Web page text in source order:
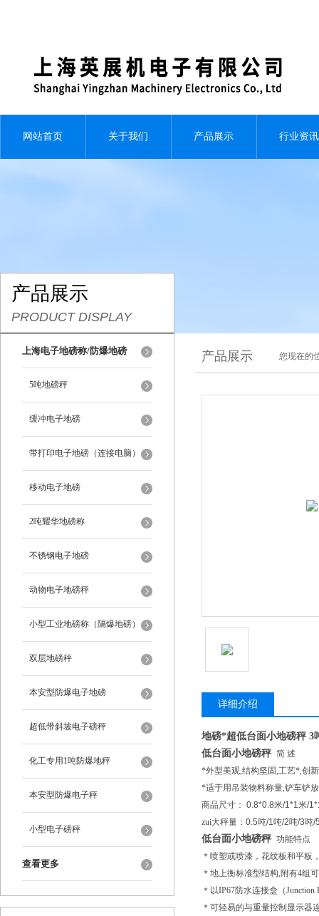
网站首页 关于我们 产品展示 行业资讯
产品展示
PRODUCT DISPLAY
上海电子地磅称/防爆地磅
5吨地磅秤
缓冲电子地磅
带打印电子地磅（连接电脑）
移动电子地磅
2吨耀华地磅称
不锈钢电子地磅
动物电子地磅秤
小型工业地磅称（隔爆地磅）
双层地磅秤
本安型防爆电子地磅
超低带斜坡电子磅秤
化工专用1吨防爆地秤
本安型防爆电子秤
小型电子磅秤
查看更多
产品展示 您现在的
详细介绍
地磅*超低台面小地磅秤 3
低台面小地磅秤 简 述
*外型美观,结构坚固,工艺*,创
*适于用吊装物料称量,铲车铲
商品尺寸： 0.8*0.8米/1*1米/
zui大秤量： 0.5吨/1吨/2吨/3吨/
低台面小地磅秤 功能特点
＊喷塑或喷漆，花纹板和平板
＊地上衡标准型结构,附有4组
＊以IP67防水连接盒（
＊可轻易的与重量控制显示器